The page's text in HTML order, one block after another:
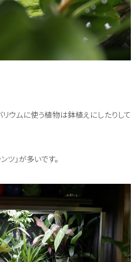
ウムに使う植物は鉢植えにしたりして
ツ」が多いです。